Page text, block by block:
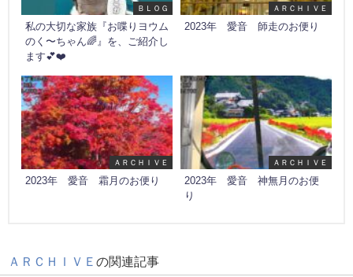
ＢＬＯＧ
私の大切な家族『お喋りヨウム
のく〜ちゃん🌈』を、ご紹介し
ます💕❤️
ＡＲＣＨＩＶＥ
2023年 愛音 師走のお便り
ＡＲＣＨＩＶＥ
2023年 愛音 霜月のお便り
ＡＲＣＨＩＶＥ
2023年 愛音 神無月のお便
り
ＡＲＣＨＩＶＥ の関連記事